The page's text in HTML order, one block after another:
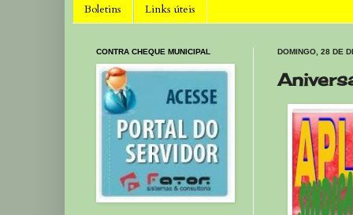
Boletins
Links úteis
DOMINGO, 28 DE
CONTRA CHEQUE MUNICIPAL